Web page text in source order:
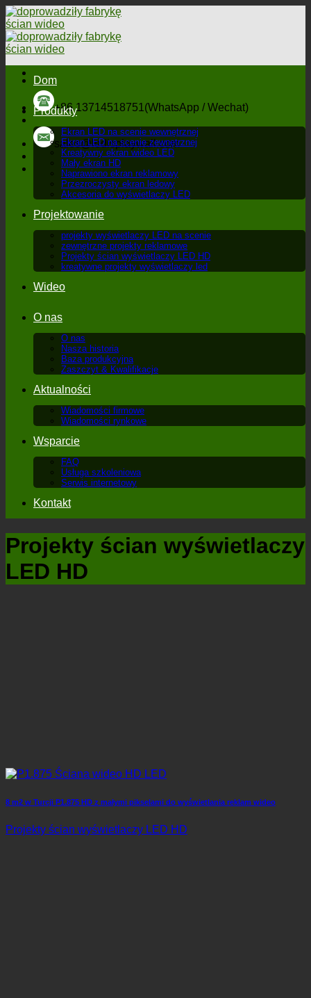
Przejdź
do
treści
+86 13714518751(WhatsApp / Wechat)
sales@ledisplaywall.com
Dom
Produkty
Ekran LED na scenie wewnętrznej
Ekran LED na scenie zewnętrznej
Kreatywny ekran wideo LED
Mały ekran HD
Naprawiono ekran reklamowy
Przezroczysty ekran ledowy
Akcesoria do wyświetlaczy LED
Projektowanie
projekty wyświetlaczy LED na scenie
zewnętrzne projekty reklamowe
Projekty ścian wyświetlaczy LED HD
kreatywne projekty wyświetlaczy led
Wideo
O nas
O nas
Nasza historia
Baza produkcyjna
Zaszczyt & Kwalifikacje
Aktualności
Wiadomości firmowe
Wiadomości rynkowe
Wsparcie
FAQ
Usługa szkoleniowa
Serwis internetowy
Kontakt
Projekty ścian wyświetlaczy
LED HD
8 m2 w Turcji P1.875 HD z małymi pikselami do wyświetlania reklam wideo
Projekty ścian wyświetlaczy LED HD